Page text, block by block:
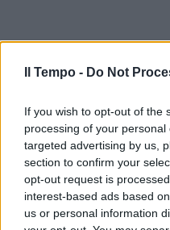
Il Tempo - Do Not
If you wish to opt-out of the
processing of your
targeted advertising by us,
section to confirm your
opt-out request is
interest-based ads based
us or personal information